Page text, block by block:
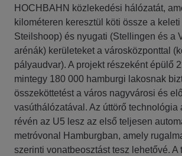
HOCHBAHN közlekedési hálózatát,
kilométeren keresztül köti össze a
Steilshoop) és nyugati (Stellingen és a
arénák) kerületeket a városközponttal
pályaudvar). A projekt részeként épülő
mintegy 180 000 hamburgi lakosnak
összeköttetést a város nagyvárosi és
vasúthálózatával. Az úttörő technológia
révén az U5 lesz az első teljesen
metróvonal Hamburgban, amely
szerinti vonatbeosztást tesz lehetővé. A